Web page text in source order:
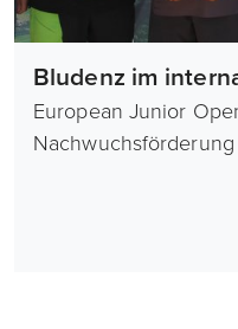
Bludenz im
European Junior
Nachwuchsförderung